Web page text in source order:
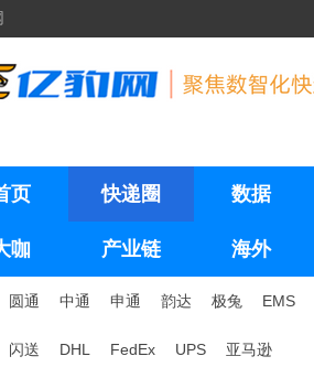
页 快递圈 数据
咖 产业链 海外
圆通 中通 申通 韵达 极兔 EMS
闪送 DHL FedEx UPS 亚马逊